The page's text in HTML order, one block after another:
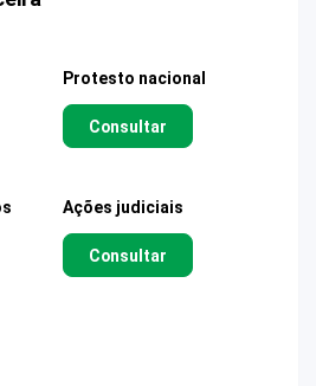
Protesto nacional
Consultar
Ações judiciais
Consultar